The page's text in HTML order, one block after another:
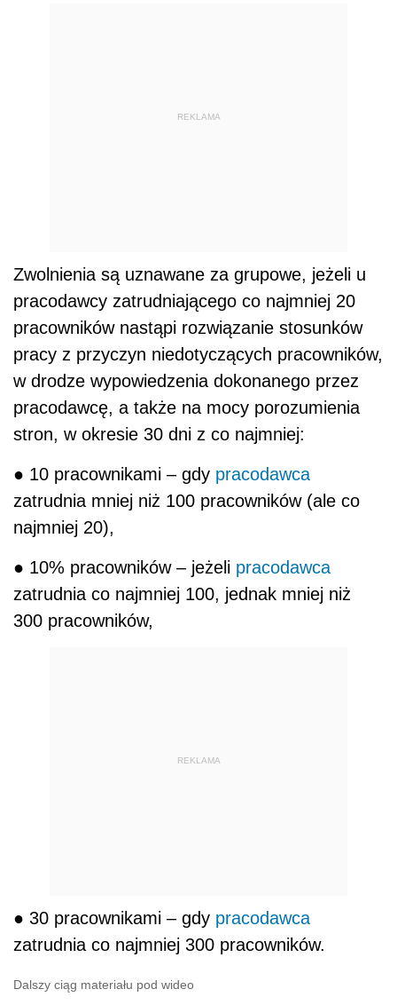
REKLAMA
Zwolnienia są uznawane za grupowe, jeżeli u
pracodawcy zatrudniającego co najmniej 20
pracowników nastąpi rozwiązanie stosunków
pracy z przyczyn niedotyczących pracowników,
w drodze wypowiedzenia dokonanego przez
pracodawcę, a także na mocy porozumienia
stron, w okresie 30 dni z co najmniej:
● 10 pracownikami – gdy pracodawca
zatrudnia mniej niż 100 pracowników (ale co
najmniej 20),
● 10% pracowników – jeżeli pracodawca
zatrudnia co najmniej 100, jednak mniej niż
300 pracowników,
REKLAMA
● 30 pracownikami – gdy pracodawca
zatrudnia co najmniej 300 pracowników.
Dalszy ciąg materiału pod wideo